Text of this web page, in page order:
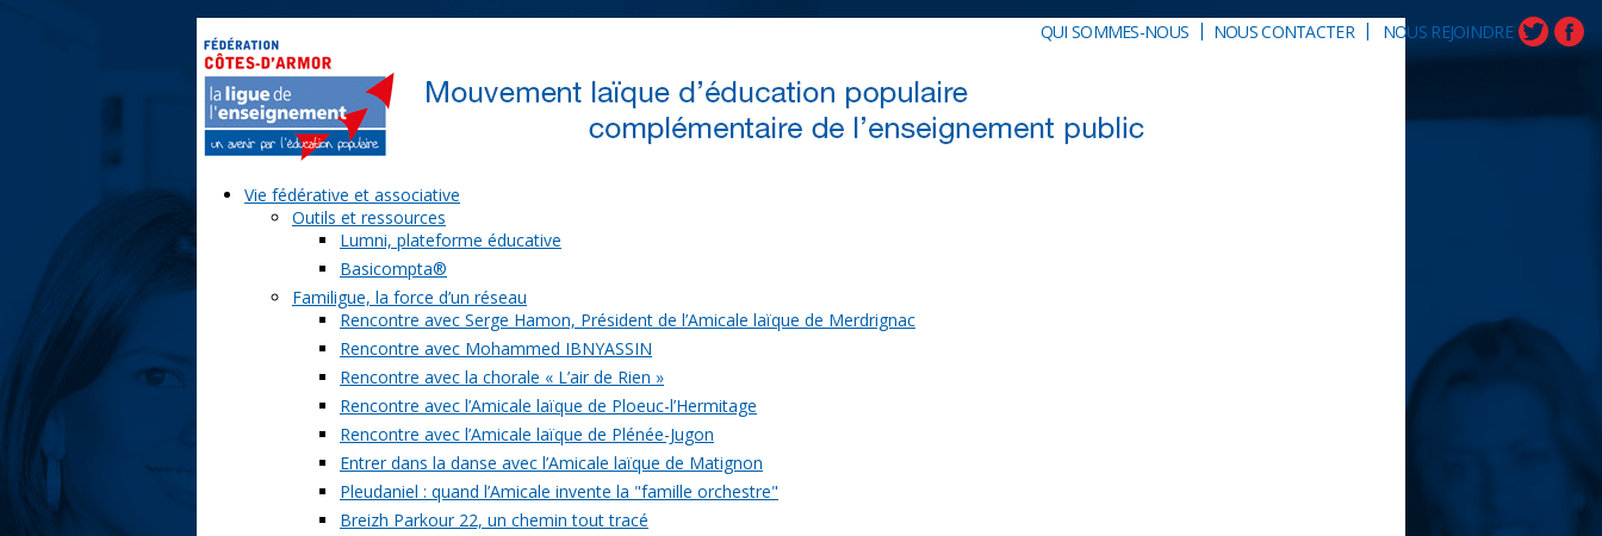
QUI SOMMES-NOUS | NOUS CONTACTER| NOUS REJOINDRE
Vie fédérative et associative
Outils et ressources
Lumni, plateforme éducative
Basicompta®
Familigue, la force d’un réseau
Rencontre avec Serge Hamon, Président de l’Amicale laïque de Merdrignac
Rencontre avec Mohammed IBNYASSIN
Rencontre avec la chorale « L’air de Rien »
Rencontre avec l’Amicale laïque de Ploeuc-l’Hermitage
Rencontre avec l’Amicale laïque de Plénée-Jugon
Entrer dans la danse avec l’Amicale laïque de Matignon
Pleudaniel : quand l’Amicale invente la "famille orchestre"
Breizh Parkour 22, un chemin tout tracé